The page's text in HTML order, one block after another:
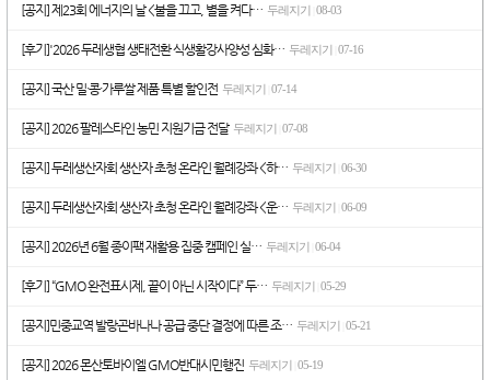
[공지] 제23회 에너지의 날 <불을 끄고, 별을 켜다… 두레지기 08-03
[후기]'2026 두레생협 생태전환 식생활강사양성 심화… 두레지기 07-16
[공지] 국산 밀·콩·가루쌀 제품 특별 할인전 두레지기 07-14
[공지] 2026 팔레스타인 농민 지원기금 전달 두레지기 07-08
[공지] 두레생산자회 생산자 초청 온라인 월례강좌 <하… 두레지기 06-30
[공지] 두레생산자회 생산자 초청 온라인 월례강좌 <운… 두레지기 06-09
[공지] 2026년 6월 종이팩 재활용 집중 캠페인 실… 두레지기 06-04
[후기] “GMO 완전표시제, 끝이 아닌 시작이다” 두… 두레지기 05-29
[공지]민중교역 발랑곤바나나 공급 중단 결정에 따른 조… 두레지기 05-21
[공지] 2026 몬산토바이엘 GMO반대시민행진 두레지기 05-19